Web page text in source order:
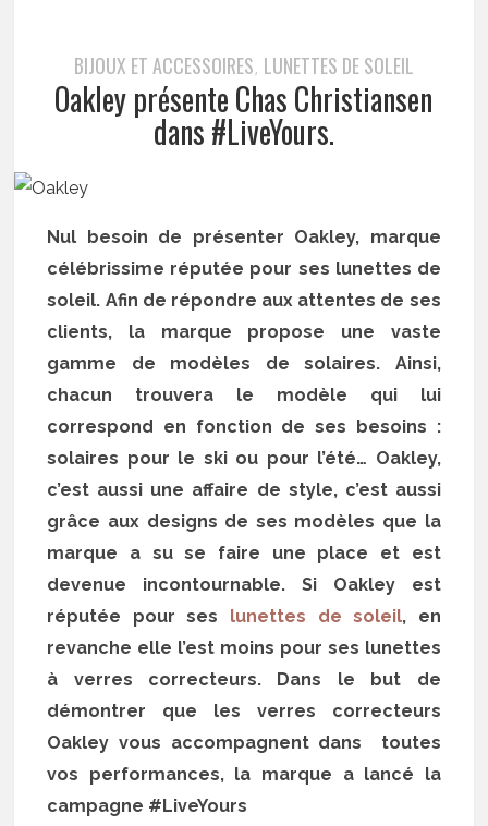
BIJOUX ET ACCESSOIRES, LUNETTES DE SOLEIL
Oakley présente Chas Christiansen
dans #LiveYours.
Nul besoin de présenter Oakley, marque
célébrissime réputée pour ses lunettes de
soleil. Afin de répondre aux attentes de ses
clients, la marque propose une vaste
gamme de modèles de solaires. Ainsi,
chacun trouvera le modèle qui lui
correspond en fonction de ses besoins :
solaires pour le ski ou pour l’été… Oakley,
c’est aussi une affaire de style, c’est aussi
grâce aux designs de ses modèles que la
marque a su se faire une place et est
devenue incontournable. Si Oakley est
réputée pour ses lunettes de soleil, en
revanche elle l’est moins pour ses lunettes
à verres correcteurs. Dans le but de
démontrer que les verres correcteurs
Oakley vous accompagnent dans toutes
vos performances, la marque a lancé la
campagne #LiveYours